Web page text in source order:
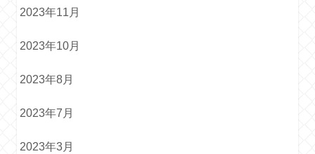
2023年11月
2023年10月
2023年8月
2023年7月
2023年3月